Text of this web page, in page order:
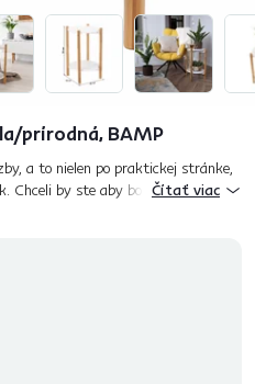
prírodná, BAMP
a to nielen po praktickej stránke,
Chceli by ste aby bol nenápadný, ale
Čítať viac